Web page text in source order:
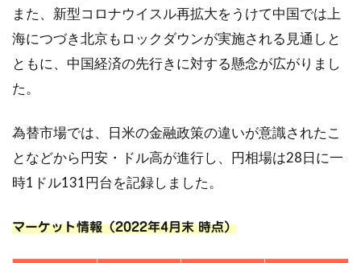
また、新型コロナウイスル再拡大をうけて中国では上
海につづき北京もロックダウンが実施される見通しと
ともに、中国経済の先行きに対する懸念が広がりまし
た。
為替市場では、日米の金融政策の違いが意識されたこ
となどから円安・ドル高が進行し、円相場は28日に一
時1ドル131円台を記録しました。
マーケット情報（2022年4月末 時点）